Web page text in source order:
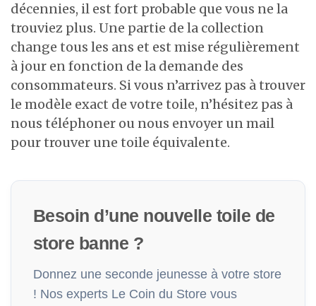
décennies, il est fort probable que vous ne la
trouviez plus. Une partie de la collection
change tous les ans et est mise régulièrement
à jour en fonction de la demande des
consommateurs. Si vous n’arrivez pas à trouver
le modèle exact de votre toile, n’hésitez pas à
nous téléphoner ou nous envoyer un mail
pour trouver une toile équivalente.
Besoin d’une nouvelle toile de
store banne ?
Donnez une seconde jeunesse à votre store
! Nos experts Le Coin du Store vous